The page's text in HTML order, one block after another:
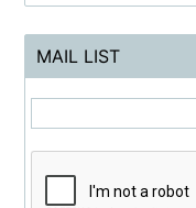
MAIL LIST